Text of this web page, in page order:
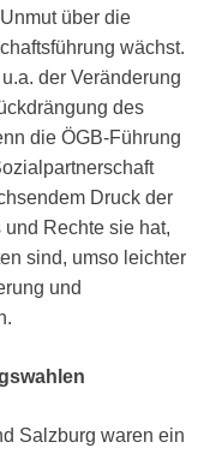
über die
wächst.
der Veränderung
des
die ÖGB-Führung
Druck der
Rechte sie hat,
sind, umso leichter
und
Salzburg waren ein